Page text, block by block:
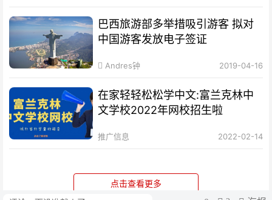
巴西旅游部多举措吸引游客 拟对
中国游客发放电子签证
Andres钟 2019-04-16
在家轻轻松松学中文:富兰克林中
文学校2022年网校招生啦
推广信息 2022-02-14
点击查看更多